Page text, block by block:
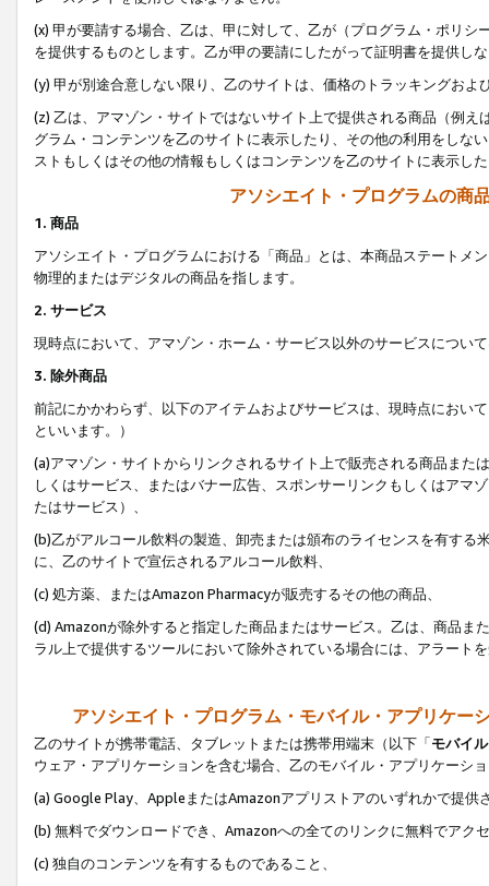
(x) 甲が要請する場合、乙は、甲に対して、乙が（プログラム・ポリ
を提供するものとします。乙が甲の要請にしたがって証明書を提供し
(y) 甲が別途合意しない限り、乙のサイトは、価格のトラッキングお
(z) 乙は、アマゾン・サイトではないサイト上で提供される商品（例
グラム・コンテンツを乙のサイトに表示したり、その他の利用をしな
ストもしくはその他の情報もしくはコンテンツを乙のサイトに表示し
アソシエイト・プログラムの商
1. 商品
アソシエイト・プログラムにおける「商品」とは、本商品ステートメ
物理的またはデジタルの商品を指します。
2. サービス
現時点において、アマゾン・ホーム・サービス以外のサービスについ
3. 除外商品
前記にかかわらず、以下のアイテムおよびサービスは、現時点におい
といいます。）
(a)アマゾン・サイトからリンクされるサイト上で販売される商品ま
しくはサービス、またはバナー広告、スポンサーリンクもしくはアマ
たはサービス）、
(b)乙がアルコール飲料の製造、卸売または頒布のライセンスを有す
に、乙のサイトで宣伝されるアルコール飲料、
(c) 処方薬、またはAmazon Pharmacyが販売するその他の商品、
(d) Amazonが除外すると指定した商品またはサービス。乙は、商品ま
ラル上で提供するツールにおいて除外されている場合には、アラート
アソシエイト・プログラム・モバイル・アプリケー
乙のサイトが携帯電話、タブレットまたは携帯用端末（以下「モバイ
ウェア・アプリケーションを含む場合、乙のモバイル・アプリケーシ
(a) Google Play、AppleまたはAmazonアプリストアのいずれかで提供
(b) 無料でダウンロードでき、Amazonへの全てのリンクに無料でアク
(c) 独自のコンテンツを有するものであること、